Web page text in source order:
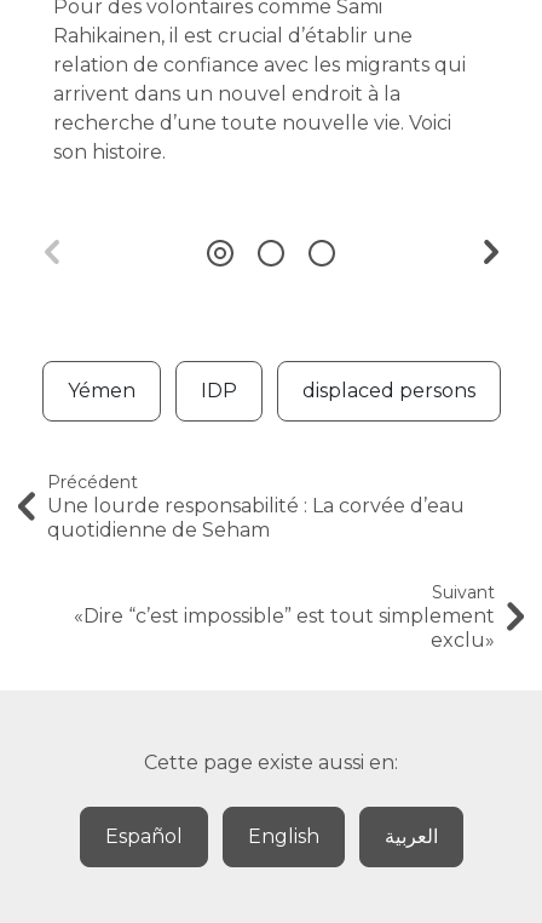
Pour des volontaires comme Sami
Rahikainen, il est crucial d’établir une
relation de confiance avec les migrants qui
arrivent dans un nouvel endroit à la
recherche d’une toute nouvelle vie. Voici
son histoire.
Yémen IDP displaced persons
Précédent
Une lourde responsabilité : La corvée d’eau
quotidienne de Seham
Suivant
«Dire “c’est impossible” est tout simplement
exclu»
Cette page existe aussi en:
Español English العربية